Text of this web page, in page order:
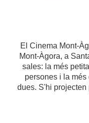
El Cinema Mont-
Mont-Àgora, a
sales: la més
persones i la més
dues. S'hi projecten